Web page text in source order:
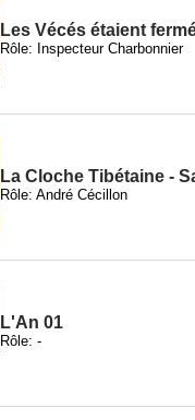
Les Vécés étaient
Rôle: Inspecteur Charbonnier
La Cloche Tibétaine -
Rôle: André Cécillon
L'An 01
Rôle: -